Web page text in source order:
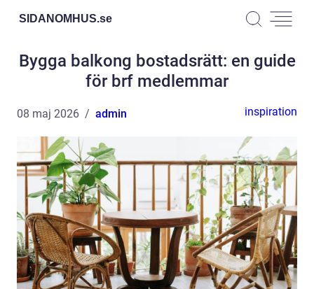
SIDANOMHUS.se
Bygga balkong bostadsrätt: en guide
för brf medlemmar
08 maj 2026 admin inspiration